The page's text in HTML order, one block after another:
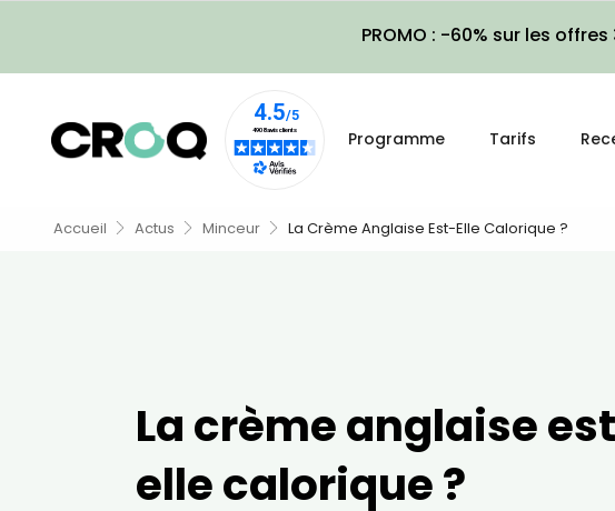
PROMO : -60% sur les
Programme Tarifs
Accueil Actus Minceur La Crème Anglaise Est-Elle Calorique ?
La crème anglaise
elle calorique ?